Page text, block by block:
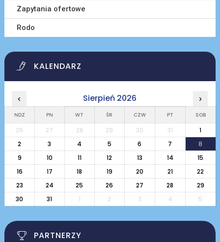
Zapytania ofertowe
Rodo
KALENDARZ
‹ Sierpień 2026 ›
NDZ PN WT ŚR CZW PT SOB
26 27 28 29 30 31
1
2
3 4 5 6 7
8
9
10 11 12 13 14
15
16
17 18 19 20 21
22
23
24 25 26 27 28
29
30
31 1 2 3 4 5
PARTNERZY